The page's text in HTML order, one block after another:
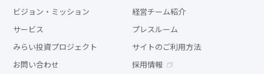
ビジョン・ミッション
経営チーム紹介
サービス
プレスルーム
みらい投資プロジェクト
サイトのご利用方法
お問い合わせ
採用情報